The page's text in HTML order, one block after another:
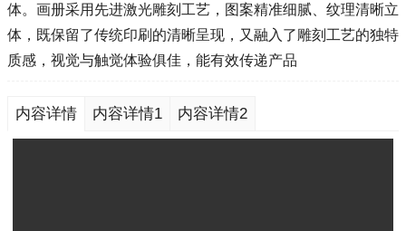
体。画册采用先进激光雕刻工艺，图案精准细腻、纹理清晰立
体，既保留了传统印刷的清晰呈现，又融入了雕刻工艺的独特
质感，视觉与触觉体验俱佳，能有效传递产品
内容详情 内容详情1 内容详情2